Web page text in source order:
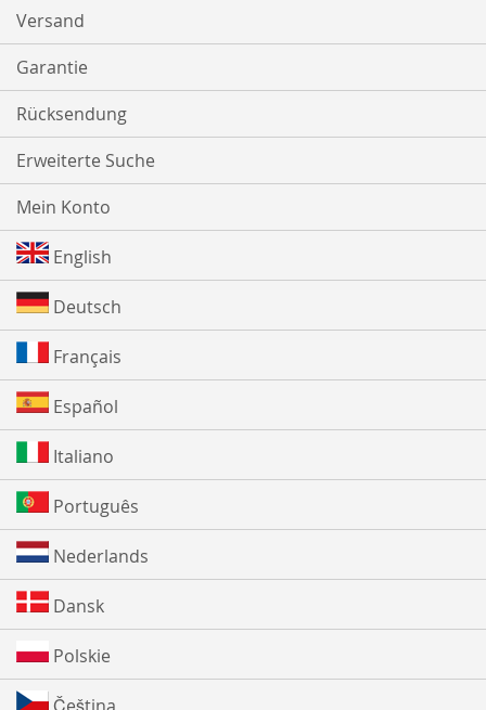
Versand
Garantie
Rücksendung
Erweiterte Suche
Mein Konto
English
Deutsch
Français
Español
Italiano
Português
Nederlands
Dansk
Polskie